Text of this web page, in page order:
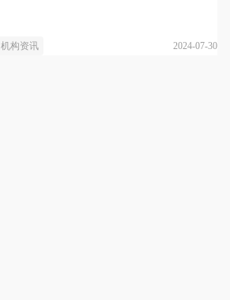
机构资讯 2024-07-30